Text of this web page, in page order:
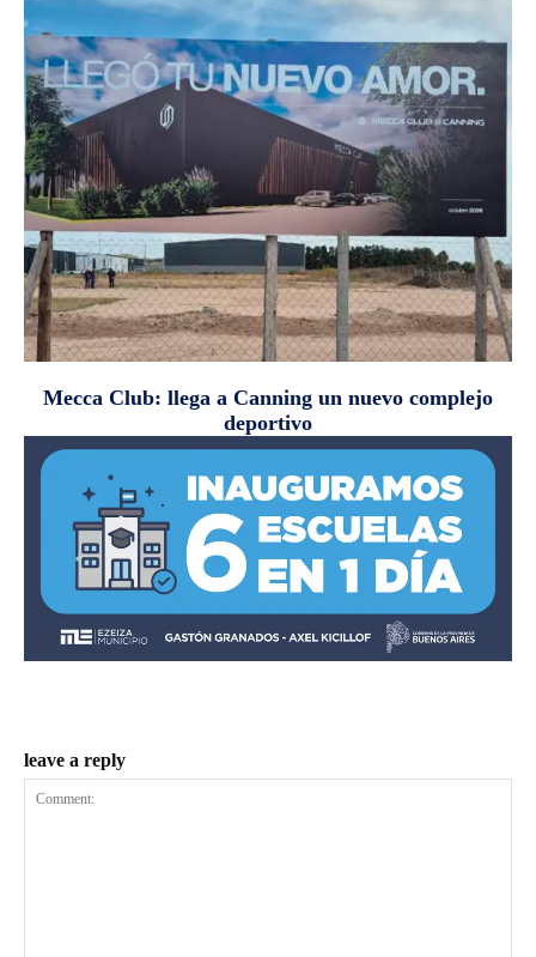
Mecca Club: llega a Canning un nuevo complejo
deportivo
leave a reply